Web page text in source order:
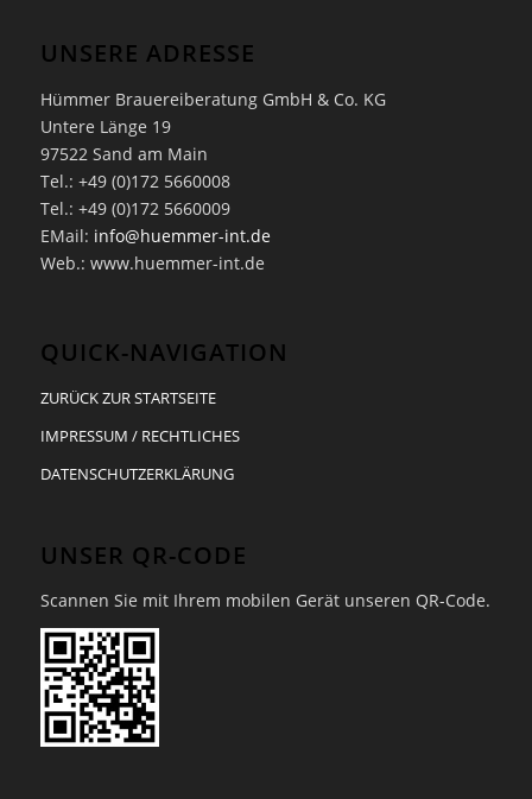
UNSERE ADRESSE
Hümmer Brauereiberatung GmbH & Co. KG
Untere Länge 19
97522 Sand am Main
Tel.: +49 (0)172 5660008
Tel.: +49 (0)172 5660009
EMail: info@huemmer-int.de
Web.: www.huemmer-int.de
QUICK-NAVIGATION
ZURÜCK ZUR STARTSEITE
IMPRESSUM / RECHTLICHES
DATENSCHUTZERKLÄRUNG
UNSER QR-CODE
Scannen Sie mit Ihrem mobilen Gerät unseren QR-Code.